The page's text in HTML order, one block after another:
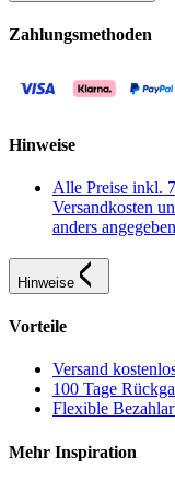
Zahlungsmethoden
Hinweise
Alle Preise inkl.
Versandkosten
anders
Hinweise
Vorteile
Versand
100 Tage
Flexible
Mehr Inspiration